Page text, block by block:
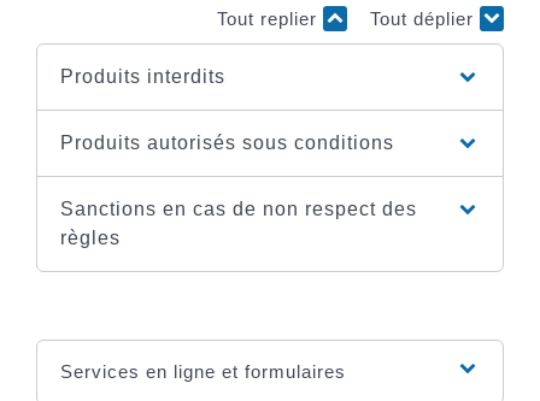
Tout replier Tout déplier
Produits interdits
Produits autorisés sous conditions
Sanctions en cas de non respect des
règles
Services en ligne et formulaires